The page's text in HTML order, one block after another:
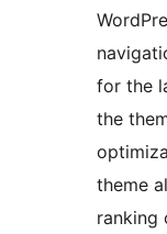
for the
the
theme
ranking